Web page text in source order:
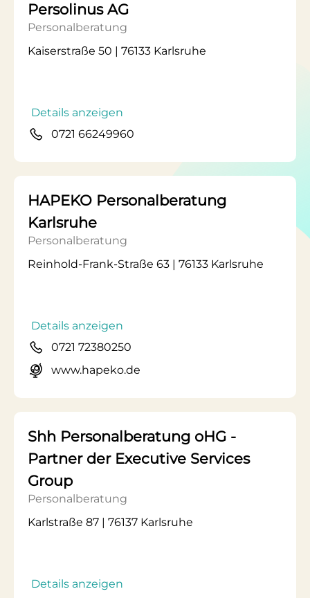
Persolinus AG
Personalberatung
Kaiserstraße 50 | 76133 Karlsruhe
Details anzeigen
0721 66249960
HAPEKO Personalberatung
Karlsruhe
Personalberatung
Reinhold-Frank-Straße 63 | 76133 Karlsruhe
Details anzeigen
0721 72380250
www.hapeko.de
Shh Personalberatung oHG -
Partner der Executive Services
Group
Personalberatung
Karlstraße 87 | 76137 Karlsruhe
Details anzeigen